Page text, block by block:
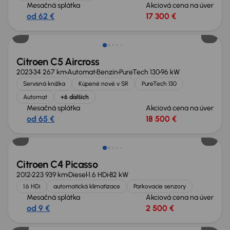
Mesačná splátka
od 62 €
Akciová cena na úver
17 300 €
Zlacnené o 2 500 €
Citroen C5 Aircross
202334 267 kmAutomatBenzín PureTech 13096 kW
Servisná knižka Kúpené nové v SR
PureTech 130
Automat
+6 ďalších
Mesačná splátka
od 65 €
Akciová cena na úver
18 500 €
Extra zľava 200 €
Citroen C4 Picasso
2012223 939 kmDiesel1.6 HDi82 kW
1.6 HDi automatická klimatizace Parkovacie senzory
Mesačná splátka
od 9 €
Akciová cena na úver
2 500 €
Zlacnené o 400 €